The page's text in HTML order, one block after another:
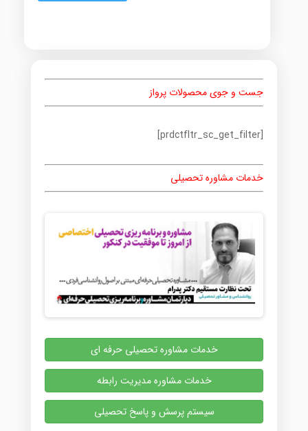
جست و جوی محصولات پرواز
[prdctfltr_sc_get_filter]
خدمات مشاوره تحصیلی
خدمات مشاوره تحصیلی حرفه ای
خدمات مشاوره مدیریت رابطه
سیستم پرسش و پاسخ تحصیلی